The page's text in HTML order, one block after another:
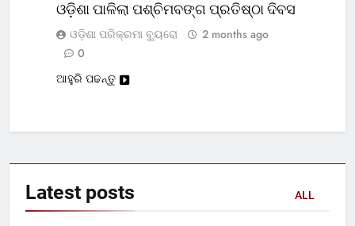
ଓଡ଼ିଶା ପାଳିଲା ପଶ୍ଚିମବଙ୍ଗ ପ୍ରତିଷ୍ଠା ଦିବସ
ଓଡ଼ିଶା ପରିକ୍ରମା ବ୍ୟୁରୋ
2 months ago
0
ଆହୁରି ପଢନ୍ତୁ
Latest posts ALL